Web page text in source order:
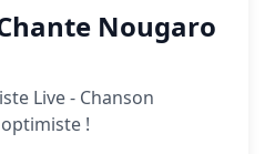
Nougaro
Live - Chanson
!